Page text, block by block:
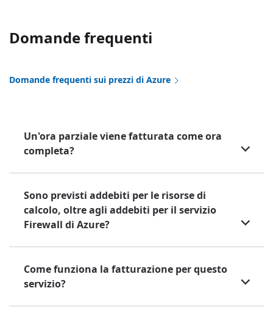
Domande frequenti
Domande frequenti sui prezzi di Azure
Un'ora parziale viene fatturata come ora
completa?
Sono previsti addebiti per le risorse di
calcolo, oltre agli addebiti per il servizio
Firewall di Azure?
Come funziona la fatturazione per questo
servizio?